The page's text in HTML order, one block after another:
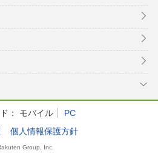
： モバイル
PC
個人情報保護方針
Group, Inc.